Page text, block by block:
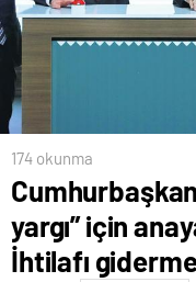
174 okunma
yargı” için
İhtilafı